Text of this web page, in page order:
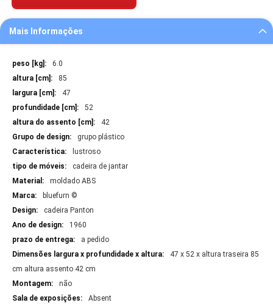
Mais Informações
Mais
Informações
6.0
85
47
52
42
grupo plástico
lustroso
cadeira de jantar
moldado ABS
bluefurn ©
cadeira Panton
1960
a pedido
47 x 52 x altura traseira 85
cm altura assento 42 cm
não
Absent